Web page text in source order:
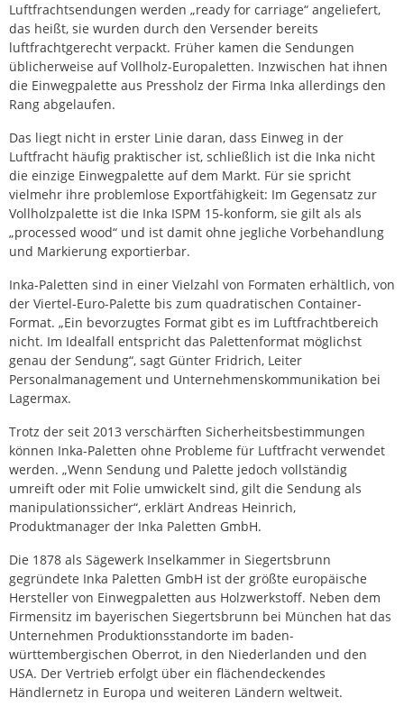
Luftfrachtsendungen werden „ready for carriage“ angeliefert,
das heißt, sie wurden durch den Versender bereits
luftfrachtgerecht verpackt. Früher kamen die Sendungen
üblicherweise auf Vollholz-Europaletten. Inzwischen hat ihnen
die Einwegpalette aus Pressholz der Firma Inka allerdings den
Rang abgelaufen.
Das liegt nicht in erster Linie daran, dass Einweg in der
Luftfracht häufig praktischer ist, schließlich ist die Inka nicht
die einzige Einwegpalette auf dem Markt. Für sie spricht
vielmehr ihre problemlose Exportfähigkeit: Im Gegensatz zur
Vollholzpalette ist die Inka ISPM 15-konform, sie gilt als als
„processed wood“ und ist damit ohne jegliche Vorbehandlung
und Markierung exportierbar.
Inka-Paletten sind in einer Vielzahl von Formaten erhältlich, von
der Viertel-Euro-Palette bis zum quadratischen Container-
Format. „Ein bevorzugtes Format gibt es im Luftfrachtbereich
nicht. Im Idealfall entspricht das Palettenformat möglichst
genau der Sendung“, sagt Günter Fridrich, Leiter
Personalmanagement und Unternehmenskommunikation bei
Lagermax.
Trotz der seit 2013 verschärften Sicherheitsbestimmungen
können Inka-Paletten ohne Probleme für Luftfracht verwendet
werden. „Wenn Sendung und Palette jedoch vollständig
umreift oder mit Folie umwickelt sind, gilt die Sendung als
manipulationssicher“, erklärt Andreas Heinrich,
Produktmanager der Inka Paletten GmbH.
Die 1878 als Sägewerk Inselkammer in Siegertsbrunn
gegründete Inka Paletten GmbH ist der größte europäische
Hersteller von Einwegpaletten aus Holzwerkstoff. Neben dem
Firmensitz im bayerischen Siegertsbrunn bei München hat das
Unternehmen Produktionsstandorte im baden-
württembergischen Oberrot, in den Niederlanden und den
USA. Der Vertrieb erfolgt über ein flächendeckendes
Händlernetz in Europa und weiteren Ländern weltweit.